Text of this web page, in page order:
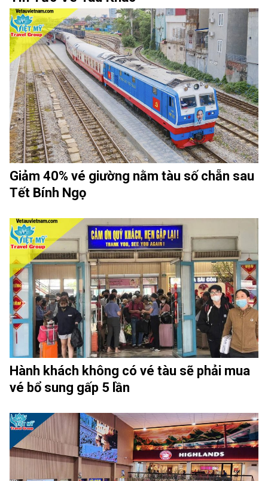
Giảm 40% vé giường nằm tàu số chẵn sau
Tết Bính Ngọ
Hành khách không có vé tàu sẽ phải mua
vé bổ sung gấp 5 lần